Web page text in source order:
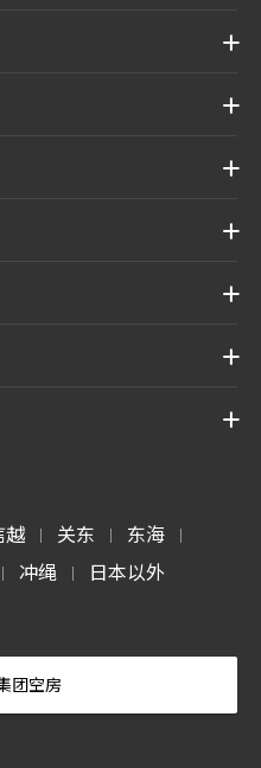
越 | 关东 | 东海 |
| 冲绳 | 日本以外
团空房